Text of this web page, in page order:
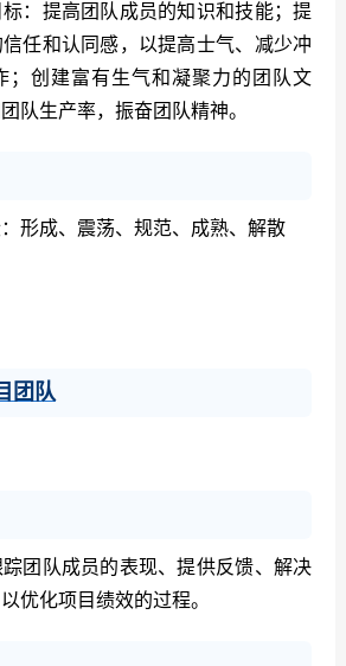
：提高团队成员的知识和技能；提
任和认同感，以提高士气、减少冲
；创建富有生气和凝聚力的团队文
队生产率，振奋团队精神。
形成、震荡、规范、成熟、解散
团队
踪团队成员的表现、提供反馈、解决
优化项目绩效的过程。